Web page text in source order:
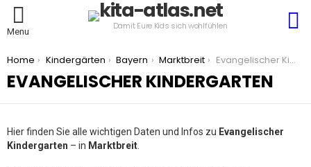
Menu
Damit Eure Kids sich wohlfühlen
You are here:
Home Kindergärten Bayern Marktbreit Evangelischer Kindergarten
EVANGELISCHER KINDERGARTEN
Hier finden Sie alle wichtigen Daten und Infos zu Evangelischer
Kindergarten – in Marktbreit